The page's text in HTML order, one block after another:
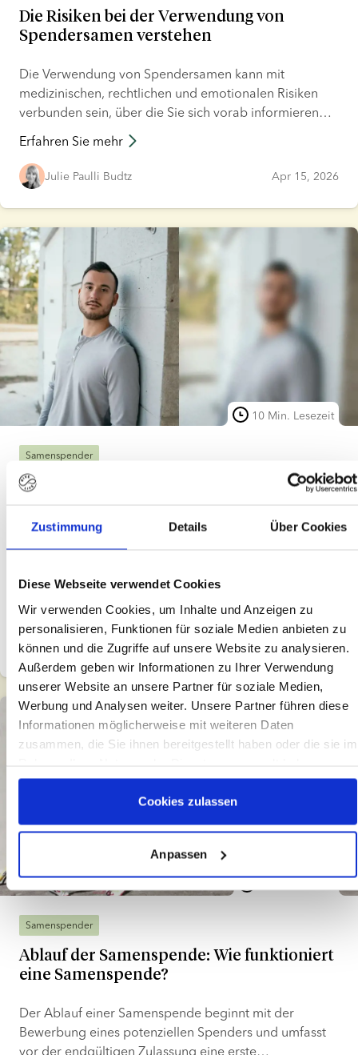
Zustimmung Details Über Cookies
Diese Webseite verwendet Cookies
Wir verwenden Cookies, um Inhalte und Anzeigen zu
personalisieren, Funktionen für soziale Medien anbieten zu
können und die Zugriffe auf unsere Website zu analysieren.
Außerdem geben wir Informationen zu Ihrer Verwendung
unserer Website an unsere Partner für soziale Medien,
Werbung und Analysen weiter. Unsere Partner führen diese
Informationen möglicherweise mit weiteren Daten
zusammen, die Sie ihnen bereitgestellt haben oder die sie im
Cookies zulassen
Anpassen
Die Risiken bei der Verwendung von
Spendersamen verstehen
Die Verwendung von Spendersamen kann mit
medizinischen, rechtlichen und emotionalen Risiken
verbunden sein, über die Sie sich vorab informieren
sollten. Die höchsten Risiken entstehen in der Regel auf
dem grauen Markt, also beim Bezug von
Spendersamen über unregulierte und informelle Wege
ohne verifiziertes Screening, nachvollziehbare
Rückverfolgbarkeit oder rechtlich bindende
Vereinbarungen. Die meisten dieser Risiken können
reduziert oder kontrolliert werden, wenn der
Spendersamen über eine lizenzierte Samenbank
bezogen wird.
Erfahren Sie mehr
Julie Paulli Budtz Apr 15, 2026
10 Min. Lesezeit
Samenspender
Anonyme Samenspender und ID-Release-
identifizierende Informationen an Personen
gezeugt wurden, sobald diese ein bestimmtes Alter
erreicht haben. Bei einem No-ID-Release-Spender
(oder anonymen Samenspender) werden dagegen
keine identifizierenden Informationen freigegeben.
Dieser Leitfaden erklärt die Unterschiede zwischen den
beiden Spendertypen und ihre möglichen
Erfahren Sie mehr
Julie Paulli Budtz Apr 10, 2026
Samenspender
Ablauf der Samenspende: Wie funktioniert
eine Samenspende?
Der Ablauf einer Samenspende beginnt mit der
Bewerbung eines potenziellen Spenders und umfasst
vor der endgültigen Zulassung eine erste